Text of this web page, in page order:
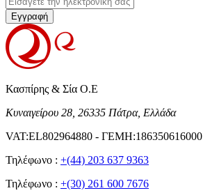
Εγγραφή
Κασπίρης & Σία Ο.Ε
Κυναιγείρου 28, 26335 Πάτρα, Ελλάδα
VAT:EL802964880 - ΓΕΜΗ:186350616000
Τηλέφωνο : +(44) 203 637 9363
Τηλέφωνο : +(30) 261 600 7676